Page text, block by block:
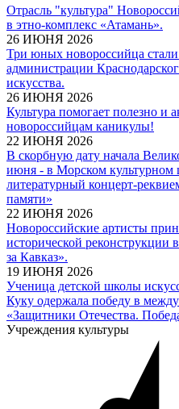
Отрасль "культура"
в этно-комплекс «Атамань».
26 ИЮНЯ 2026
Три юных новороссийца
администрации
искусства.
26 ИЮНЯ 2026
Культура помогает полезно
новороссийцам каникулы!
22 ИЮНЯ 2026
В скорбную дату начала
июня - в Морском культурном
литературный концерт-
памяти»
22 ИЮНЯ 2026
Новороссийские артисты
исторической реконструкции
за Кавказ».
19 ИЮНЯ 2026
Ученица детской школы
Куку одержала победу в
«Защитники Отечества.
Учреждения культуры